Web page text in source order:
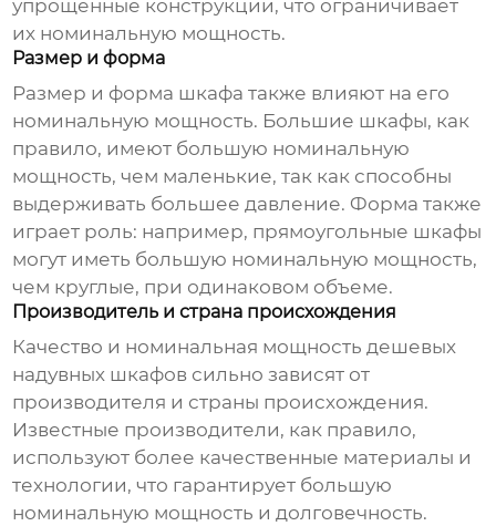
упрощенные конструкции, что ограничивает
их номинальную мощность.
Размер и форма
Размер и форма шкафа также влияют на его
номинальную мощность. Большие шкафы, как
правило, имеют большую номинальную
мощность, чем маленькие, так как способны
выдерживать большее давление. Форма также
играет роль: например, прямоугольные шкафы
могут иметь большую номинальную мощность,
чем круглые, при одинаковом объеме.
Производитель и страна происхождения
Качество и номинальная мощностьдешевых
надувных шкафов сильно зависят от
производителя и страны происхождения.
Известные производители, как правило,
используют более качественные материалы и
технологии, что гарантирует большую
номинальную мощность и долговечность.